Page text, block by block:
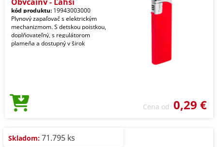
kód produktu: 19943003000
Plynový zapaľovač s elektrickým
mechanizmom. S detskou poistkou,
doplňovateľný, s regulátorom
plameňa a dostupný v širok
Cena od 0,29 €
Skladom: 71.795 ks